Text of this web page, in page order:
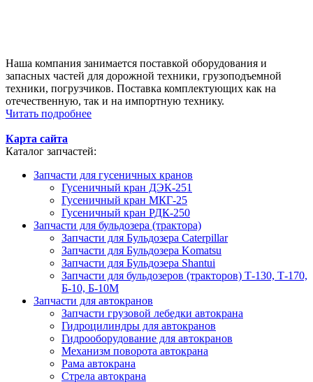
Наша компания занимается поставкой оборудования и
запасных частей для дорожной техники, грузоподъемной
техники, погрузчиков. Поставка комплектующих как на
отечественную, так и на импортную технику.
Читать подробнее
Карта сайта
Каталог запчастей:
Запчасти для гусеничных кранов
Гусеничный кран ДЭК-251
Гусеничный кран МКГ-25
Гусеничный кран РДК-250
Запчасти для бульдозера (трактора)
Запчасти для Бульдозера Caterpillar
Запчасти для Бульдозера Komatsu
Запчасти для Бульдозера Shantui
Запчасти для бульдозеров (тракторов) Т-130, Т-170,
Б-10, Б-10М
Запчасти для автокранов
Запчасти грузовой лебедки автокрана
Гидроцилиндры для автокранов
Гидрооборудование для автокранов
Механизм поворота автокрана
Рама автокрана
Стрела автокрана